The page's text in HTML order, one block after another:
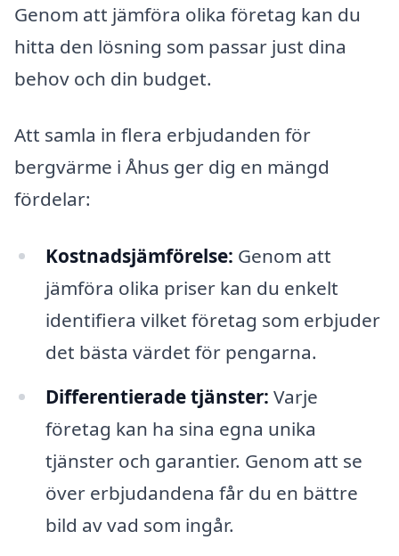
Genom att jämföra olika företag kan du
hitta den lösning som passar just dina
behov och din budget.
Att samla in flera erbjudanden för
bergvärme i Åhus ger dig en mängd
fördelar:
Kostnadsjämförelse: Genom att
jämföra olika priser kan du enkelt
identifiera vilket företag som erbjuder
det bästa värdet för pengarna.
Differentierade tjänster: Varje
företag kan ha sina egna unika
tjänster och garantier. Genom att se
över erbjudandena får du en bättre
bild av vad som ingår.